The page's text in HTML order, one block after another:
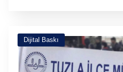
Dijital Baskı